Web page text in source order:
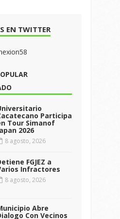
EN TWITTER
Participa
Tour Simanof
2026
8 agosto, 2026
FGJEZ a
Infractores
8 agosto, 2026
Abre
Con Vecinos